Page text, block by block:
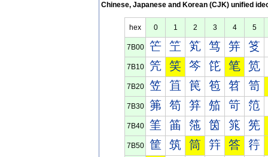
Chinese, Japanese and Korean (CJK) unified
hex 0 1 2 3 4 5
7B00 笀 笁 笂 笃 笄 笅
7B10 笐 笑 笒 笓 笔 笕
7B20 笠 笡 笢 笣 笤 笥
7B30 笰 笱 笲 笳 笴 笵
7B40 筀 筁 筂 筃 筄 筅
7B50 筐 筑 筒 筓 答 筕